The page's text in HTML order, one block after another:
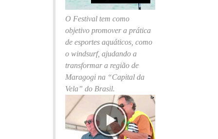
O Festival tem como
objetivo promover a prática
de esportes aquáticos, como
o windsurf, ajudando a
transformar a região de
Maragogi na “Capital da
Vela” do Brasil.